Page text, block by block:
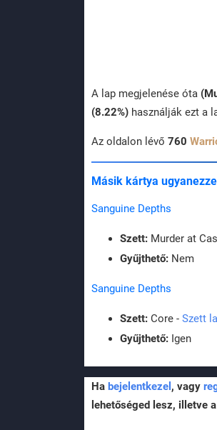
A lap megjelenése óta
(8.22%) használják ezt a
Az oldalon lévő 760
Másik kártya
Sanguine Depths
Szett: Murder at
Gyűjthető: Nem
Sanguine Depths
Szett: Core - Szett
Gyűjthető: Igen
Ha bejelentkezel , vagy
lehetőséged lesz, illetve